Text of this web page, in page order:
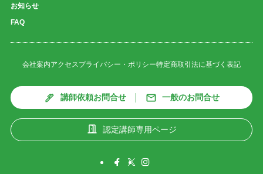
お知らせ
FAQ
会社案内アクセスプライバシー・ポリシー特定商取引法に基づく表記
講師依頼お問合せ 一般のお問合せ
認定講師専用ページ